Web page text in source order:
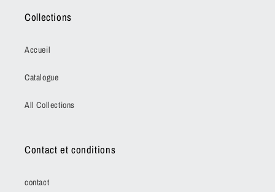
Collections
Accueil
Catalogue
All Collections
Contact et conditions
contact